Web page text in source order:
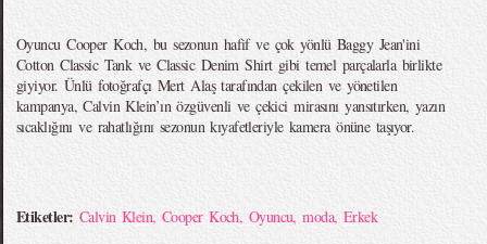
Oyuncu Cooper Koch, bu sezonun hafif ve çok yönlü Baggy Jean'ini
Cotton Classic Tank ve Classic Denim Shirt gibi temel parçalarla birlikte
giyiyor. Ünlü fotoğrafçı Mert Alaş tarafından çekilen ve yönetilen
kampanya, Calvin Klein’ın özgüvenli ve çekici mirasını yansıtırken, yazın
sıcaklığını ve rahatlığını sezonun kıyafetleriyle kamera önüne taşıyor.
Etiketler: Calvin Klein,Cooper Koch, Oyuncu,moda, Erkek